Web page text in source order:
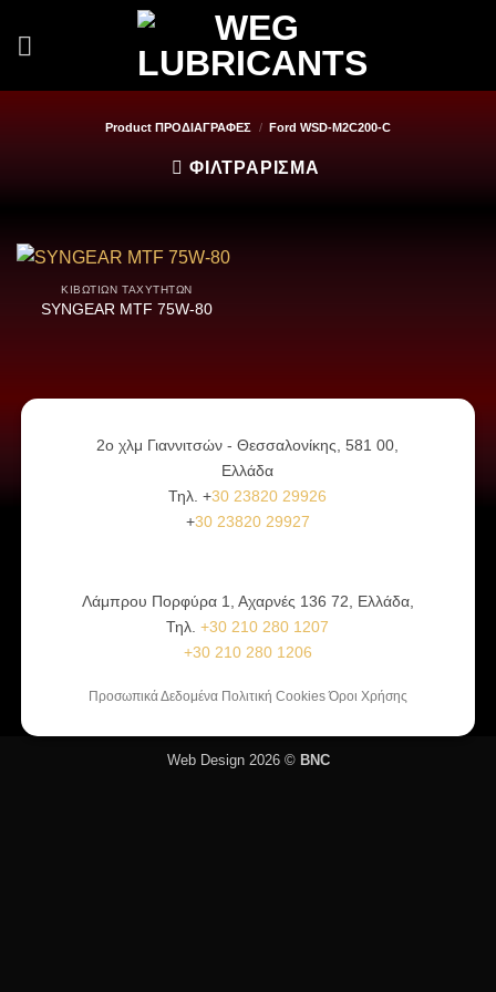
στο
Product ΠΡΟΔΙΑΓΡΑΦΕΣ / Ford WSD-M2C200-C
ΦΙΛΤΡΆΡΙΣΜΑ
ΚΙΒΩΤΊΩΝ ΤΑΧΥΤΉΤΩΝ
SYNGEAR MTF 75W-80
2ο χλμ Γιαννιτσών - Θεσσαλονίκης, 581 00,
Ελλάδα
Τηλ. +30 23820 29926
+30 23820 29927
Λάμπρου Πορφύρα 1, Αχαρνές 136 72, Ελλάδα,
Τηλ.+30 210 280 1207
+30 210 280 1206
Προσωπικά Δεδομένα Πολιτική Cookies Όροι Χρήσης
Web Design 2026 © BNC